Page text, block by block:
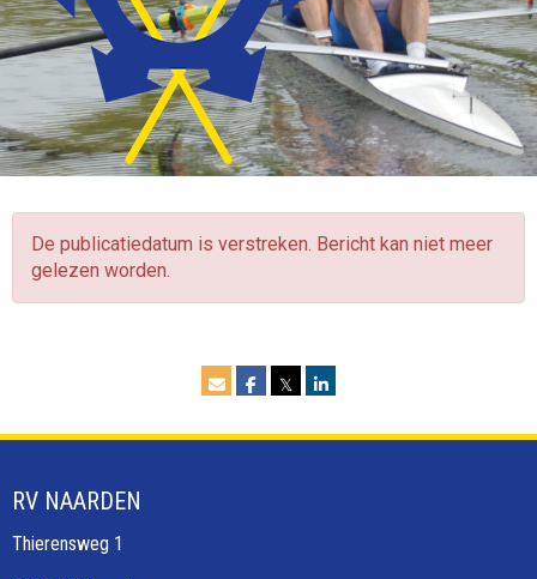
De publicatiedatum is verstreken. Bericht kan niet meer
gelezen worden.
𝕏
RV NAARDEN
Thierensweg 1